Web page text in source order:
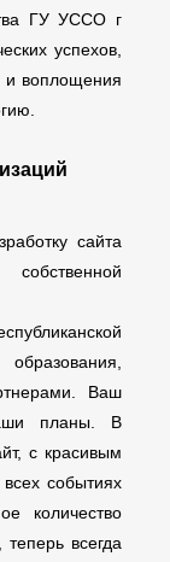
ГУ УССО г
успехов,
и воплощения
сайта
Ваш
планы. В
с красивым
событиях
количество
всегда